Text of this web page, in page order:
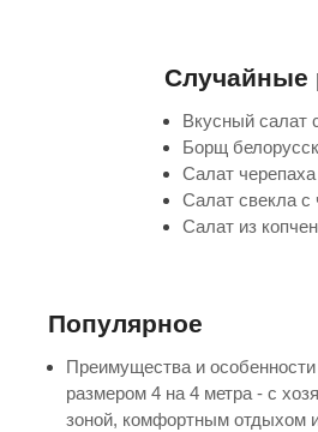
Случайные
Вкусный салат
Борщ
Салат
Салат свекла с
Салат из
Популярное
Преимущества и
размером 4 на 4 метра - с
зоной, комфортным отдыхом